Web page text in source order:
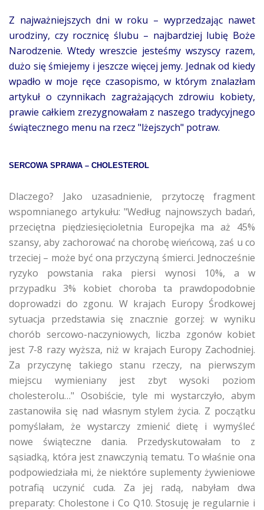
Z najważniejszych dni w roku – wyprzedzając nawet
urodziny, czy rocznicę ślubu – najbardziej lubię Boże
Narodzenie. Wtedy wreszcie jesteśmy wszyscy razem,
dużo się śmiejemy i jeszcze więcej jemy. Jednak od kiedy
wpadło w moje ręce czasopismo, w którym znalazłam
artykuł o czynnikach zagrażających zdrowiu kobiety,
prawie całkiem zrezygnowałam z naszego tradycyjnego
świątecznego menu na rzecz "lżejszych" potraw.
SERCOWA SPRAWA – CHOLESTEROL
Dlaczego? Jako uzasadnienie, przytoczę fragment
wspomnianego artykułu: "Według najnowszych badań,
przeciętna piędziesięcioletnia Europejka ma aż 45%
szansy, aby zachorować na chorobę wieńcową, zaś u co
trzeciej – może być ona przyczyną śmierci. Jednocześnie
ryzyko powstania raka piersi wynosi 10%, a w
przypadku 3% kobiet choroba ta prawdopodobnie
doprowadzi do zgonu. W krajach Europy Środkowej
sytuacja przedstawia się znacznie gorzej: w wyniku
chorób sercowo-naczyniowych, liczba zgonów kobiet
jest 7-8 razy wyższa, niż w krajach Europy Zachodniej.
Za przyczynę takiego stanu rzeczy, na pierwszym
miejscu wymieniany jest zbyt wysoki poziom
cholesterolu…" Osobiście, tyle mi wystarczyło, abym
zastanowiła się nad własnym stylem życia. Z początku
pomyślałam, że wystarczy zmienić dietę i wymyśleć
nowe świąteczne dania. Przedyskutowałam to z
sąsiadką, która jest znawczynią tematu. To właśnie ona
podpowiedziała mi, że niektóre suplementy żywieniowe
potrafią uczynić cuda. Za jej radą, nabyłam dwa
preparaty: Cholestone i Co Q10. Stosuję je regularnie i